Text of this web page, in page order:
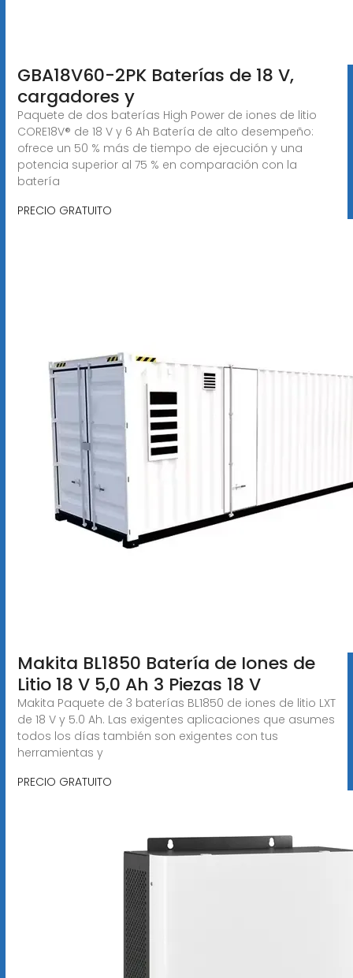
GBA18V60-2PK Baterías de 18 V,
cargadores y
Paquete de dos baterías High Power de iones de litio
CORE18V® de 18 V y 6 Ah Batería de alto desempeño:
ofrece un 50 % más de tiempo de ejecución y una
potencia superior al 75 % en comparación con la
batería
PRECIO GRATUITO
Makita BL1850 Batería de Iones de
Litio 18 V 5,0 Ah 3 Piezas 18 V
Makita Paquete de 3 baterías BL1850 de iones de litio LXT
de 18 V y 5.0 Ah. Las exigentes aplicaciones que asumes
todos los días también son exigentes con tus
herramientas y
PRECIO GRATUITO